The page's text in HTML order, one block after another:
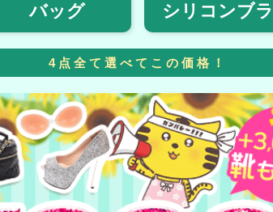
バッグ シリコンブラ
4点全て選べてこの価格！